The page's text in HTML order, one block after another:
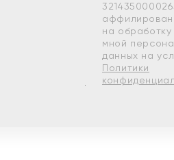
на обработку
мной
данных на
Политики